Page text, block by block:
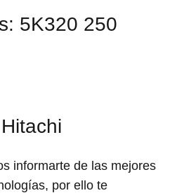
5K320 250
informarte de las mejores
por ello te